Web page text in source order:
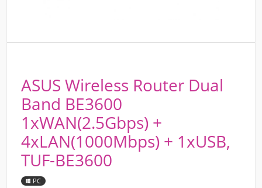
ASUS Wireless Router Dual
Band BE3600
1xWAN(2.5Gbps) +
4xLAN(1000Mbps) + 1xUSB,
TUF-BE3600
PC